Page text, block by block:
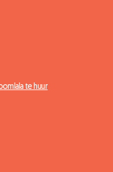
te huur